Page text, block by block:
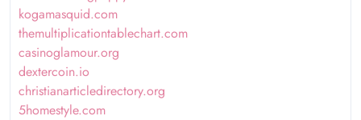
kogamasquid.com
themultiplicationtablechart.com
casinoglamour.org
dextercoin.io
christianarticledirectory.org
5homestyle.com